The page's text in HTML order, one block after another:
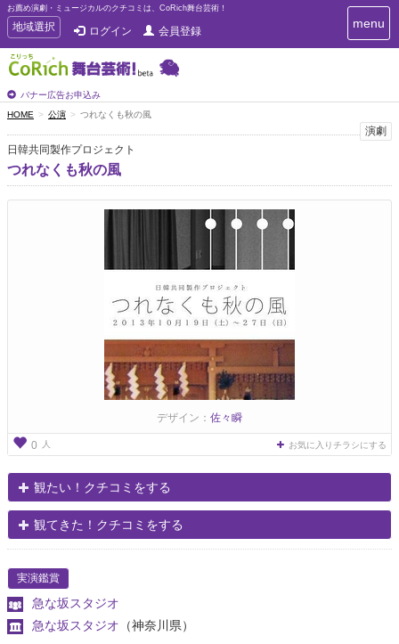
お薦め演劇・ミュージカルのクチコミは、CoRich舞台芸術！
T
o
g
g
e
n
a
v
g
地域選択 ログイン 会員登録
バナー広告お申込み
T
o
i
g
menu
HOME 公演 つれなくも秋の風
演劇
日韓共同製作プロジェクト
つれなくも秋の風
デザイン： 佐々瞬
0 人 お気に入りチラシにする
観たい！クチコミをする
観てきた！クチコミをする
実演鑑賞
急な坂スタジオ
急な坂スタジオ （神奈川県）